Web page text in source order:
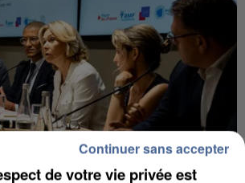
de votre vie privée est
Continuer sans accepter